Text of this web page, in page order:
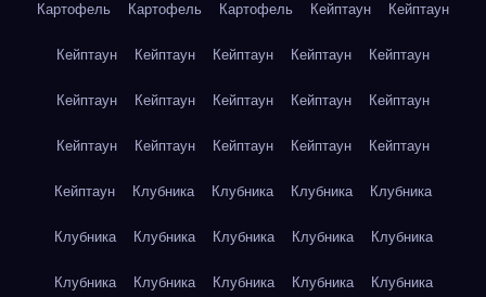
Картофель Картофель Картофель Кейптаун Кейптаун
Кейптаун Кейптаун Кейптаун Кейптаун Кейптаун
Кейптаун Кейптаун Кейптаун Кейптаун Кейптаун
Кейптаун Кейптаун Кейптаун Кейптаун Кейптаун
Кейптаун Клубника Клубника Клубника Клубника
Клубника Клубника Клубника Клубника Клубника
Клубника Клубника Клубника Клубника Клубника